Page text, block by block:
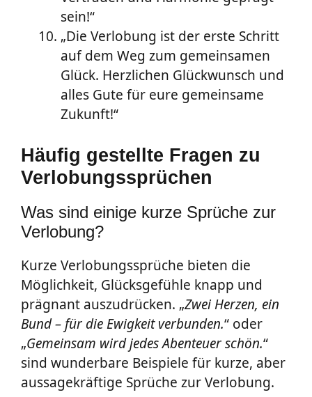
sein!“
„Die Verlobung ist der erste Schritt
auf dem Weg zum gemeinsamen
Glück. Herzlichen Glückwunsch und
alles Gute für eure gemeinsame
Zukunft!“
Häufig gestellte Fragen zu
Verlobungssprüchen
Was sind einige kurze Sprüche zur
Verlobung?
Kurze Verlobungssprüche bieten die
Möglichkeit, Glücksgefühle knapp und
prägnant auszudrücken. „Zwei Herzen, ein
Bund – für die Ewigkeit verbunden.“ oder
„Gemeinsam wird jedes Abenteuer schön.“
sind wunderbare Beispiele für kurze, aber
aussagekräftige Sprüche zur Verlobung.